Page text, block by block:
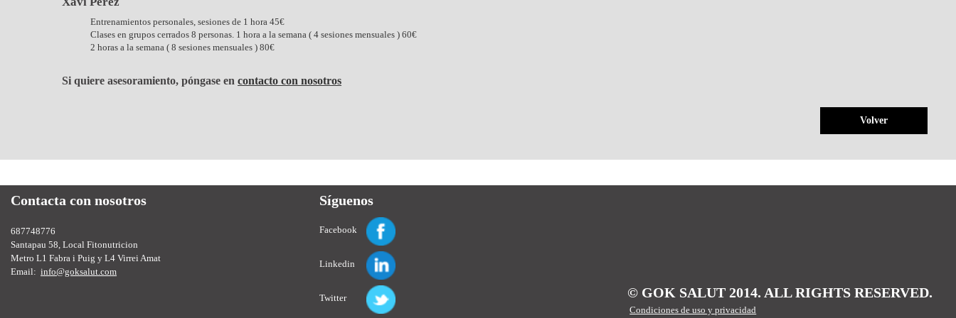
Entrenamientos personales, sesiones de 1 hora 45€
Clases en grupos cerrados 8 personas. 1 hora a la semana ( 4 sesiones mensuales ) 60€
2 horas a la semana ( 8 sesiones mensuales ) 80€
Si quiere asesoramiento, póngase encontacto con nosotros
Volver
Contacta con nosotros
687748776
Santapau 58, Local Fitonutricion
Metro L1 Fabra i Puig y L4 Virrei Amat
Email: info@goksalut.com
Síguenos
Facebook
Linkedin
Twitter © GOK SALUT 2014. ALL RIGHTS RESERVED.
Condiciones de uso y privacidad